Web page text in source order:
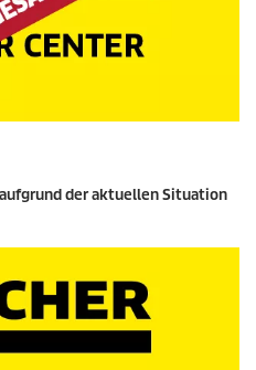
der aktuellen Situation